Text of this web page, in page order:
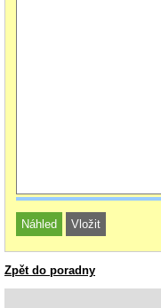
Zpět do poradny